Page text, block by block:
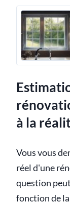
à la
Vous vous
réel d'une
question
fonction de